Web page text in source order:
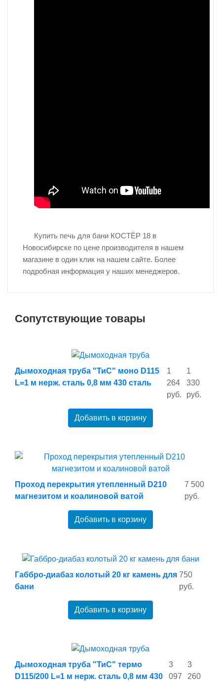
Купить печь для бани КОСТЁР 18 в
Новосибирске по цене производителя в нашем
магазине в один клик на нашем сайте. Более
подробная информация у наших менеджеров.
Сопутствующие товары
Дымоходная труба "ТиС" моно D115
L=1 м нерж. сталь 0,8 мм 430 сталь
1
264
руб.
1
330
руб.
Добавить в корзину
Проход перекрытия утепленный D210
магнезитом и коалиновой ватой
7 500
руб.
Добавить в корзину
Габбро-диабаз колотый 20 кг камень для
бани
750
руб.
Добавить в корзину
Дымоходная труба "ТиС" термо
D115/200 L=1 м нерж. сталь 0,8 мм 430
3
097
3
260